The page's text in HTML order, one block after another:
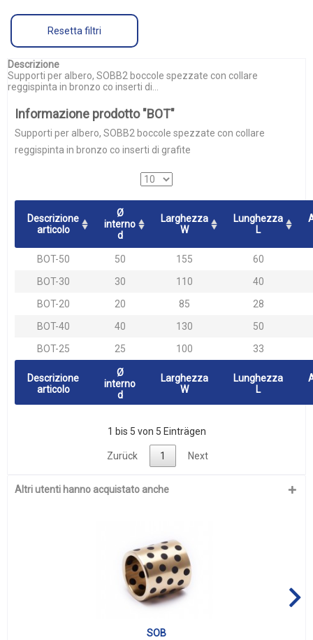
Resetta filtri
Descrizione
Supporti per albero, SOBB2 boccole spezzate con collare
reggispinta in bronzo co inserti di...
Informazione prodotto "BOT"
Supporti per albero, SOBB2 boccole spezzate con collare
reggispinta in bronzo co inserti di grafite
Descrizione
articolo
Ø
interno
d
Larghezza
W
Lunghezza
L
BOT-50 50 155
60
BOT-30
30 110
40
BOT-20
20 85
28
BOT-40
40 130
50
BOT-25
25 100 33
Descrizione
articolo
Ø
interno
d
Larghezza
W
Lunghezza
L
1 bis 5 von 5 Einträgen
Zurück 1 Next
Altri utenti hanno acquistato anche
SOB